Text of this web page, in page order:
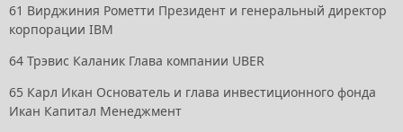
61 Вирджиния Рометти Президент и генеральный директор
корпорации IBM
64 Трэвис Каланик Глава компании UBER
65 Карл Икан Основатель и глава инвестиционного фонда
Икан Капитал Менеджмент